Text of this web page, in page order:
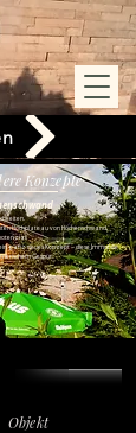
Konzepte
Hochplateau von Höchenschwand,
ganz neues Konzept – diese Immobilie
Gespür.
Objekt